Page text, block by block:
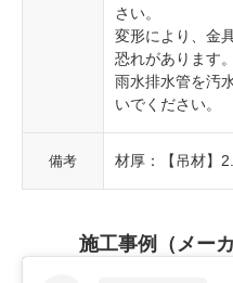
さい。
変形により、金
恐れがあります。
雨水排水管を汚
いでください。
備考 材厚：【吊材】
施工事例（メー